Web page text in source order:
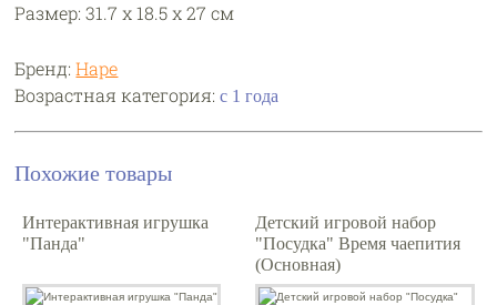
Размер: 31.7 х 18.5 х 27 см
Бренд:Hape
Возрастная категория:с 1 года
Похожие товары
Интерактивная игрушка
"Панда"
Детский игровой набор
"Посудка" Время чаепития
(Основная)